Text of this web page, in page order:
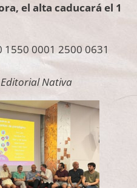
el alta caducará el 1
1550 0001 2500 0631
Nativa